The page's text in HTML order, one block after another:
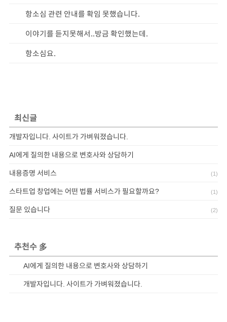
항소심 관련 안내를 확임 못했습니다.
이야기를 듣지못해서..방금 확인했는데.
항소심요.
최신글
개발자입니다. 사이트가 가벼워졌습니다.
AI에게 질의한 내용으로 변호사와 상담하기
내용증명 서비스
(1)
스타트업 창업에는 어떤 법률 서비스가 필요할까요? (1)
질문 있습니다 (2)
추천수 多
AI에게 질의한 내용으로 변호사와 상담하기
개발자입니다. 사이트가 가벼워졌습니다.